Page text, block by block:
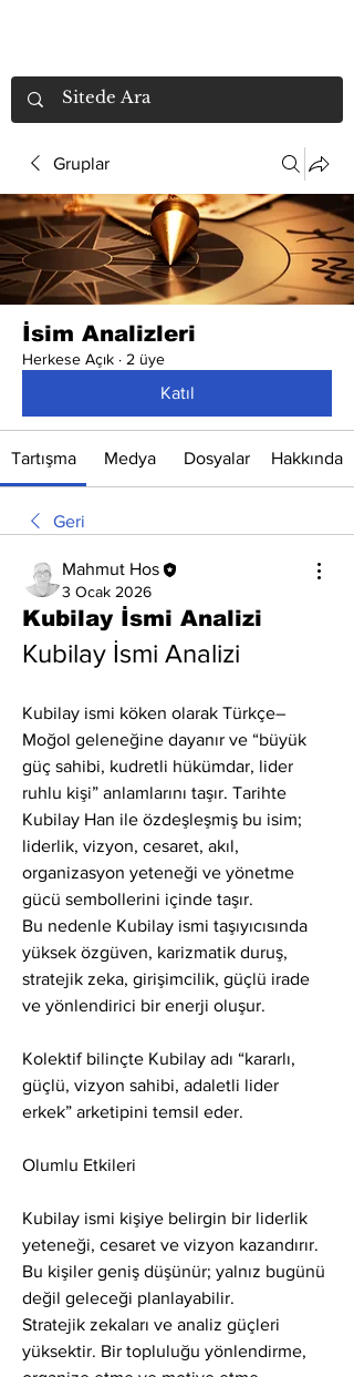
Gruplar
İsim Analizleri
Herkese Açık · 2 üye
Katıl
Tartışma Medya Dosyalar Hakkında
Geri
Mahmut Hos
3 Ocak 2026
Kubilay İsmi Analizi
Kubilay İsmi Analizi
Kubilay ismi köken olarak Türkçe–
Moğol geleneğine dayanır ve “büyük
güç sahibi, kudretli hükümdar, lider
ruhlu kişi” anlamlarını taşır. Tarihte
Kubilay Han ile özdeşleşmiş bu isim;
liderlik, vizyon, cesaret, akıl,
organizasyon yeteneği ve yönetme
gücü sembollerini içinde taşır.
Bu nedenle Kubilay ismi taşıyıcısında
yüksek özgüven, karizmatik duruş,
stratejik zeka, girişimcilik, güçlü irade
ve yönlendirici bir enerji oluşur.
Kolektif bilinçte Kubilay adı “kararlı,
güçlü, vizyon sahibi, adaletli lider
erkek” arketipini temsil eder.
Olumlu Etkileri
Kubilay ismi kişiye belirgin bir liderlik
yeteneği, cesaret ve vizyon kazandırır.
Bu kişiler geniş düşünür; yalnız bugünü
değil geleceği planlayabilir.
Stratejik zekaları ve analiz güçleri
yüksektir. Bir topluluğu yönlendirme,